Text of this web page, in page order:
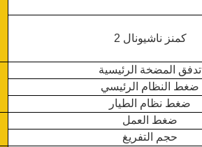
كمنز ناشيونال 2
تدفق المضخة الرئيسية
ضغط النظام الرئيسي
ضغط نظام الطيار
ضغط العمل
حجم التفريغ